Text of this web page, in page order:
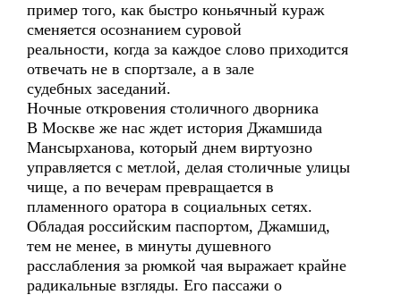
пример того, как быстро коньячный кураж
сменяется осознанием суровой
реальности, когда за каждое слово приходится
отвечать не в спортзале, а в зале
судебных заседаний.
Ночные откровения столичного дворника
В Москве же нас ждет история Джамшида
Мансырханова, который днем виртуозно
управляется с метлой, делая столичные улицы
чище, а по вечерам превращается в
пламенного оратора в социальных сетях.
Обладая российским паспортом, Джамшид,
тем не менее, в минуты душевного
расслабления за рюмкой чая выражает крайне
радикальные взгляды. Его пассажи о